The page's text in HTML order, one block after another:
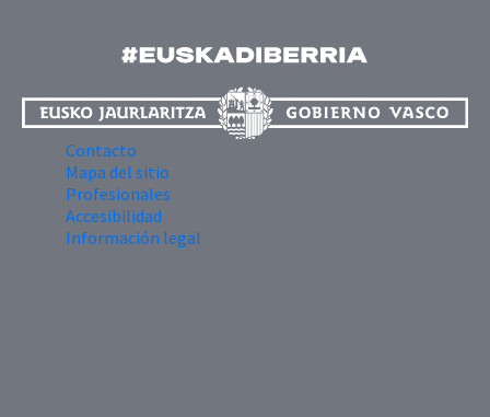
Contacto
Mapa del sitio
Profesionales
Accesibilidad
Información legal